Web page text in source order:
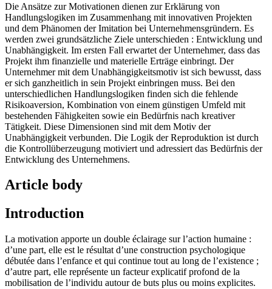
Die Ansätze zur Motivationen dienen zur Erklärung von
Handlungslogiken im Zusammenhang mit innovativen Projekten
und dem Phänomen der Imitation bei Unternehmensgründern. Es
werden zwei grundsätzliche Ziele unterschieden : Entwicklung und
Unabhängigkeit. Im ersten Fall erwartet der Unternehmer, dass das
Projekt ihm finanzielle und materielle Erträge einbringt. Der
Unternehmer mit dem Unabhängigkeitsmotiv ist sich bewusst, dass
er sich ganzheitlich in sein Projekt einbringen muss. Bei den
unterschiedlichen Handlungslogiken finden sich die fehlende
Risikoaversion, Kombination von einem günstigen Umfeld mit
bestehenden Fähigkeiten sowie ein Bedürfnis nach kreativer
Tätigkeit. Diese Dimensionen sind mit dem Motiv der
Unabhängigkeit verbunden. Die Logik der Reproduktion ist durch
die Kontrollüberzeugung motiviert und adressiert das Bedürfnis der
Entwicklung des Unternehmens.
Article body
Introduction
La motivation apporte un double éclairage sur l’action humaine :
d’une part, elle est le résultat d’une construction psychologique
débutée dans l’enfance et qui continue tout au long de l’existence ;
d’autre part, elle représente un facteur explicatif profond de la
mobilisation de l’individu autour de buts plus ou moins explicites.